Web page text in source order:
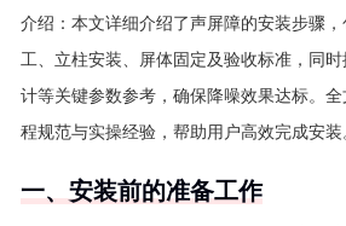
介绍： 本文详细介绍了声屏障的安装步骤
工、立柱安装、屏体固定及验收标准，同
计等关键参数参考，确保降噪效果达标。
程规范与实操经验，帮助用户高效完成安装
一、安装前的准备工作